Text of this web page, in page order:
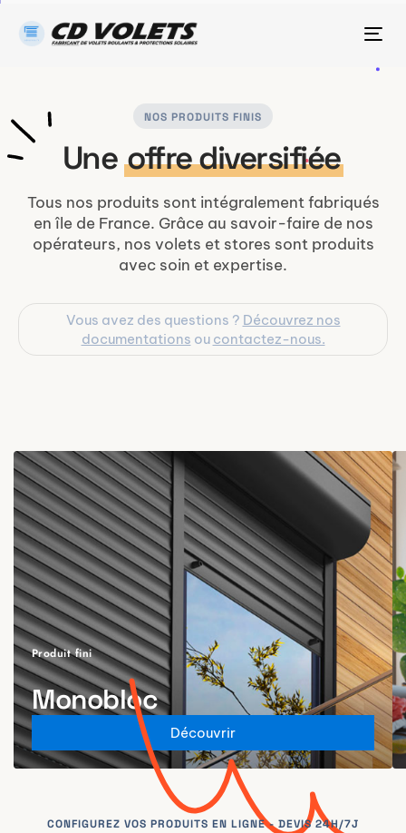
NOS PRODUITS FINIS
Une offre diversifiée
Tous nos produits sont intégralement fabriqués
en île de France. Grâce au savoir-faire de nos
opérateurs, nos volets et stores sont produits
avec soin et expertise.
Vous avez des questions ? Découvrez nos
documentations ou contactez-nous.
Produit fini
Monobloc
Découvrir
CONFIGUREZ VOS PRODUITS EN LIGNE - DEVIS 24H/7J